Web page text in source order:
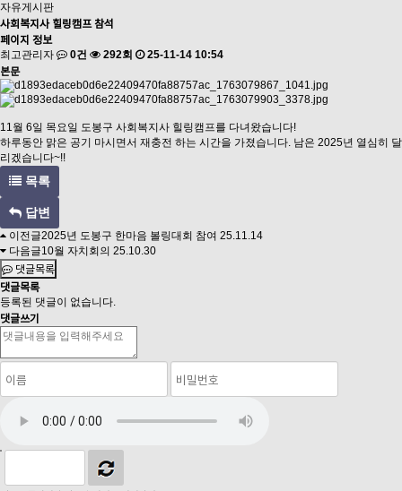
자유게시판
사회복지사 힐링캠프 참석
페이지 정보
최고관리자 0건 292회 25-11-14 10:54
본문
11월 6일 목요일 도봉구 사회복지사 힐링캠프를 다녀왔습니다!
하루동안 맑은 공기 마시면서 재충전 하는 시간을 가졌습니다. 남은 2025년 열심히 달
리겠습니다~!!
목록
답변
이전글2025년 도봉구 한마음 볼링대회 참여 25.11.14
다음글10월 자치회의 25.10.30
댓글목록
댓글목록
등록된 댓글이 없습니다.
댓글쓰기